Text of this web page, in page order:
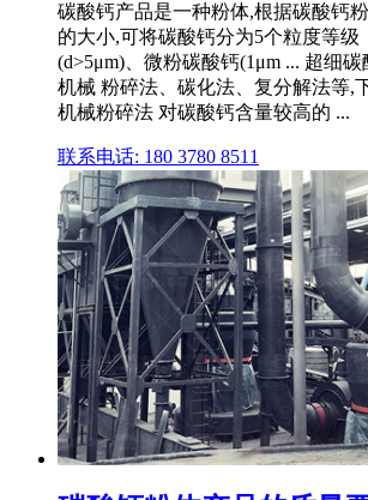
碳酸钙产品是一种粉体,根据碳酸钙
的大小,可将碳酸钙分为5个粒度等级
(d>5μm)、微粉碳酸钙(1μm ... 超细
机械 粉碎法、碳化法、复分解法等,
机械粉碎法 对碳酸钙含量较高的 ...
联系电话: 180 3780 8511